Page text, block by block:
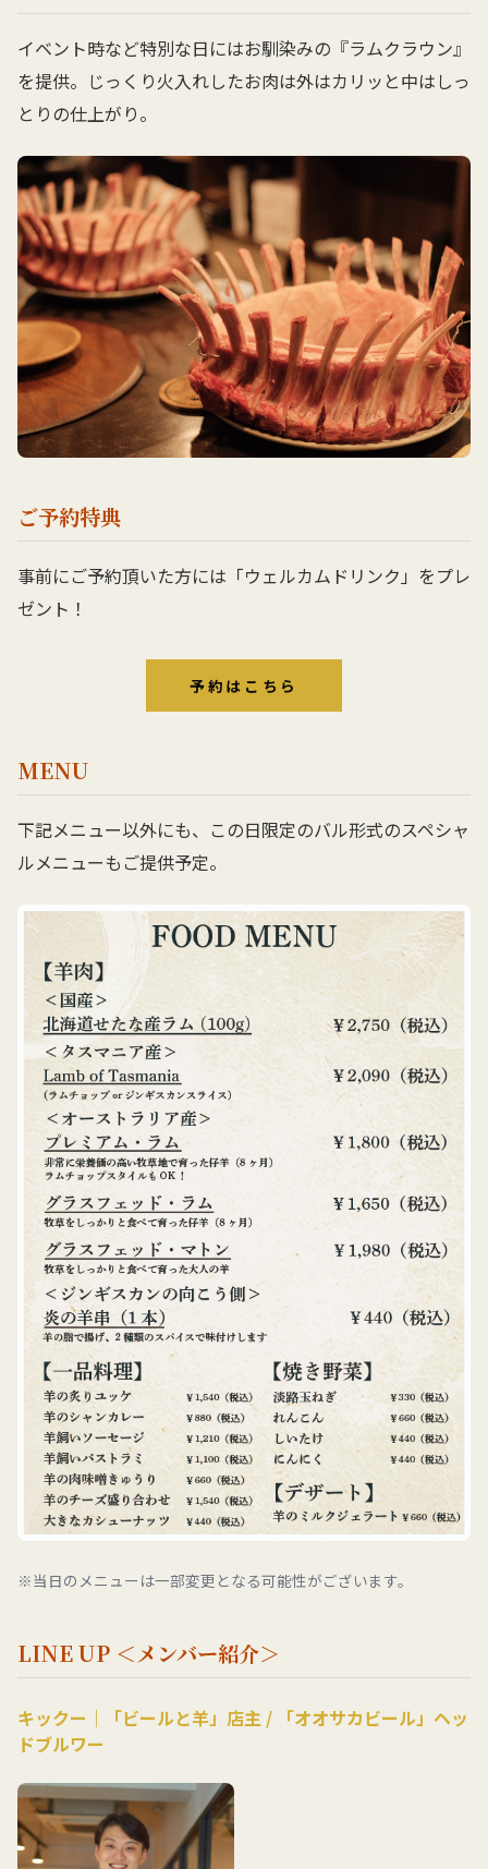
イベント時など特別な日にはお馴染みの『ラムクラウン』
を提供。じっくり火入れしたお肉は外はカリッと中はしっ
とりの仕上がり。
ご予約特典
事前にご予約頂いた方には「ウェルカムドリンク」をプレ
ゼント！
予約はこちら
MENU
下記メニュー以外にも、この日限定のバル形式のスペシャ
ルメニューもご提供予定。
※当日のメニューは一部変更となる可能性がございます。
LINE UP ＜メンバー紹介＞
キックー｜「ビールと羊」店主 / 「オオサカビール」ヘッ
ドブルワー